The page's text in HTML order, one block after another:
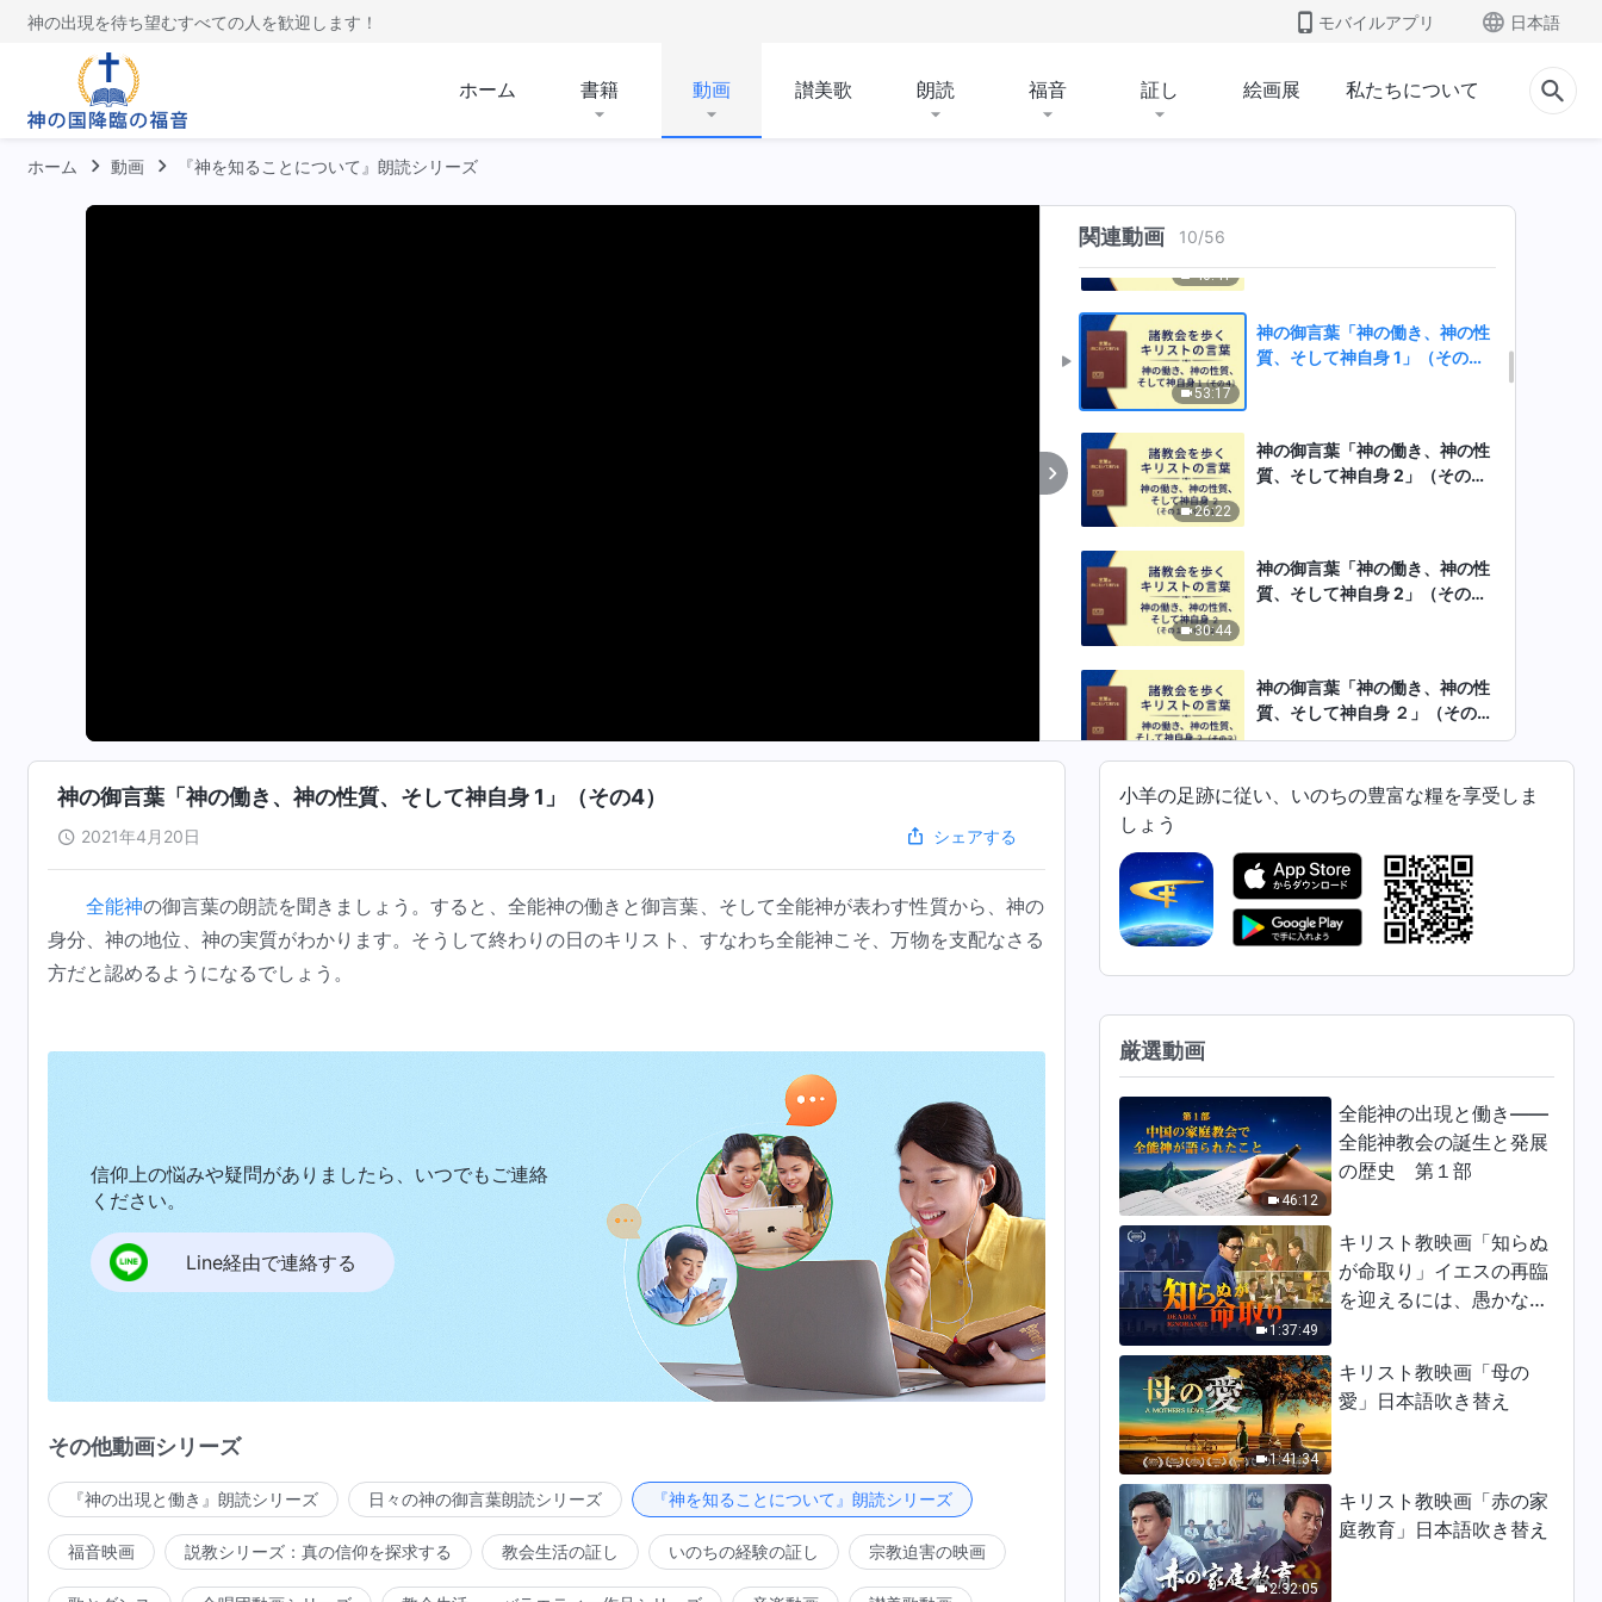
神の出現を待ち望むすべての人を歓迎します！ モバイルアプリ 日本語
ホーム 書籍 動画 讃美歌 朗読 福音 証し 絵画展 私たちについて
ホーム 動画 『神を知ることについて』朗読シリーズ
関連動画 10/56
１）」
神の御言葉「神の働き、神の性
40:41
神の御言葉「神の働き、神の性
３）」
53:17
神の御言葉「神の働き、神の性
質、そして神自身 1」（その
26:22
神の御言葉「神の働き、神の性
質、そして神自身 2」（その
30:44
神の御言葉「神の働き、神の性
質、そして神自身 2」（その
神の御言葉「神の働き、神の性
質、そして神自身 ２」（その
2）
53:49
神の御言葉「神の働き、神の性
3）
神の御言葉「神の働き、神の性
質、そして神自身 2」（その
4）
1:05:37
5）
1:17:16
神の御言葉「神の働き、神の性
質、そして神自身 ２」（その
6）
神の御言葉「神の働き、神の性
質、そして神自身 ２」（その
7）
41:39
神の御言葉「神の働き、神の性
質、そして神自身 ３」（その
１）
1:40:17
神の御言葉「神の働き、神の性
質、そして神自身 ３」（その
２）
神の御言葉「神の働き、神の性質、そして神自身 1」（その4）
2021年4月20日 シェアする
全能神の御言葉の朗読を聞きましょう。すると、全能神の働きと御言葉、そして全能神が表わす性質から、神の
身分、神の地位、神の実質がわかります。そうして終わりの日のキリスト、すなわち全能神こそ、万物を支配なさる
方だと認めるようになるでしょう。
信仰上の悩みや疑問がありましたら、いつでもご連絡
ください。
Line経由で連絡する
その他動画シリーズ
『神の出現と働き』朗読シリーズ 日々の神の御言葉朗読シリーズ 『神を知ることについて』朗読シリーズ
福音映画 説教シリーズ：真の信仰を探求する 教会生活の証し いのちの経験の証し 宗教迫害の映画
小羊の足跡に従い、いのちの豊富な糧を享受しま
しょう
厳選動画
46:12
全能神の出現と働き——
全能神教会の誕生と発展
の歴史 第１部
1:37:49
キリスト教映画「知らぬ
が命取り」イエスの再臨
を迎えるには、愚かな乙
1:41:34
キリスト教映画「母の
愛」日本語吹き替え
2:32:05
キリスト教映画「赤の家
庭教育」日本語吹き替え